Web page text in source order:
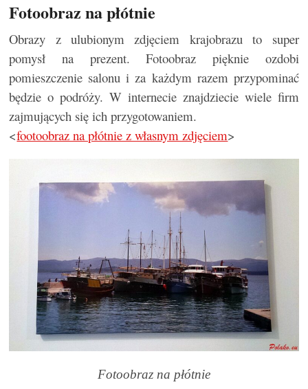
Fotoobraz na płótnie
Obrazy z ulubionym zdjęciem krajobrazu to super
pomysł na prezent. Fotoobraz pięknie ozdobi
pomieszczenie salonu i za każdym razem przypominać
będzie o podróży. W internecie znajdziecie wiele firm
zajmujących się ich przygotowaniem.
<footoobraz na płótnie z własnym zdjęciem>
Fotoobraz na płótnie